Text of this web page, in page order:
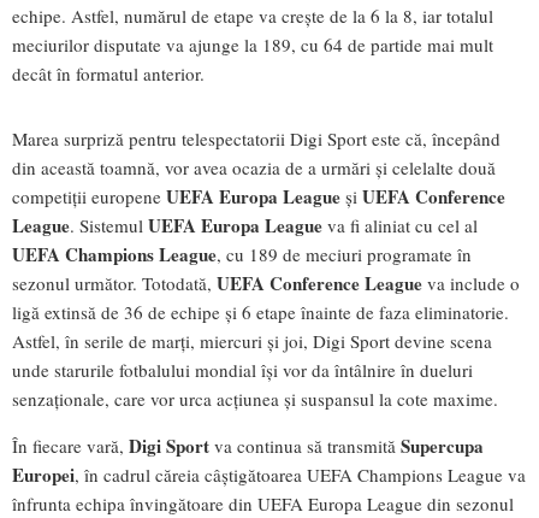
echipe. Astfel, numărul de etape va crește de la 6 la 8, iar totalul
meciurilor disputate va ajunge la 189, cu 64 de partide mai mult
decât în formatul anterior.
Marea surpriză pentru telespectatorii Digi Sport este că, începând
din această toamnă, vor avea ocazia de a urmări și celelalte două
competiții europene UEFA Europa League și UEFA Conference
League. Sistemul UEFA Europa League va fi aliniat cu cel al
UEFA Champions League, cu 189 de meciuri programate în
sezonul următor. Totodată, UEFA Conference League va include o
ligă extinsă de 36 de echipe și 6 etape înainte de faza eliminatorie.
Astfel, în serile de marți, miercuri și joi, Digi Sport devine scena
unde starurile fotbalului mondial își vor da întâlnire în dueluri
senzaționale, care vor urca acțiunea și suspansul la cote maxime.
În fiecare vară, Digi Sport va continua să transmită Supercupa
Europei, în cadrul căreia câștigătoarea UEFA Champions League va
înfrunta echipa învingătoare din UEFA Europa League din sezonul